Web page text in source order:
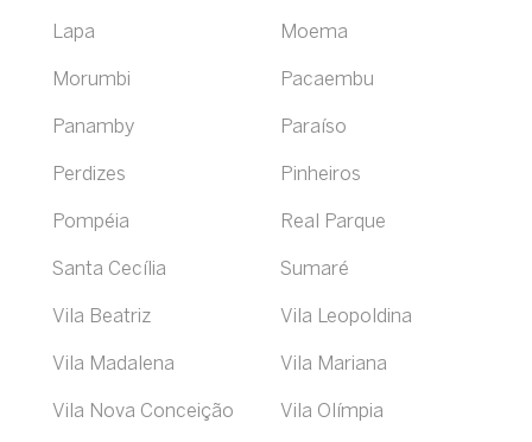
Lapa Moema
Morumbi Pacaembu
Panamby Paraíso
Perdizes Pinheiros
Pompéia Real Parque
Santa Cecília Sumaré
Vila Beatriz Vila Leopoldina
Vila Madalena Vila Mariana
Vila Nova Conceição Vila Olímpia